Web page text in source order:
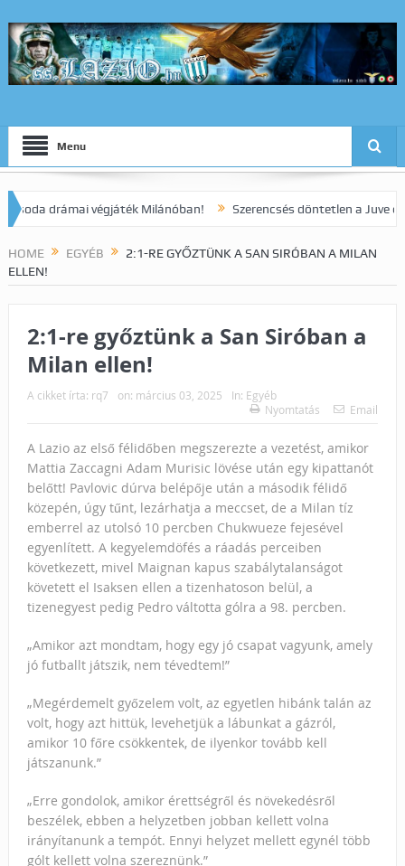
Menu
drámai végjáték Milánóban! Szerencsés döntetlen a Juve elleni
HOME EGYÉB
2:1-RE GYŐZTÜNK A SAN SIRÓBAN A MILAN
ELLEN!
2:1-re győztünk a San Siróban a
Milan ellen!
A cikket írta: rq7 on: március 03, 2025 In: Egyéb
Nyomtatás
Email
A Lazio az első félidőben megszerezte a vezetést, amikor
Mattia Zaccagni Adam Murisic lövése után egy kipattanót
belőtt! Pavlovic dúrva belépője után a második félidő
közepén, úgy tűnt, lezárhatja a meccset, de a Milan tíz
emberrel az utolsó 10 percben Chukwueze fejesével
egyenlített. A kegyelemdöfés a ráadás perceiben
következett, mivel Maignan kapus szabálytalanságot
követett el Isaksen ellen a tizenhatoson belül, a
tizenegyest pedig Pedro váltotta gólra a 98. percben.
„Amikor azt mondtam, hogy egy jó csapat vagyunk, amely
jó futballt játszik, nem tévedtem!”
„Megérdemelt győzelem volt, az egyetlen hibánk talán az
volt, hogy azt hittük, levehetjük a lábunkat a gázról,
amikor 10 főre csökkentek, de ilyenkor tovább kell
játszanunk.”
„Erre gondolok, amikor érettségről és növekedésről
beszélek, ebben a helyzetben jobban kellett volna
irányítanunk a tempót. Ennyi helyzet mellett egynél több
gólt kellett volna szereznünk.”